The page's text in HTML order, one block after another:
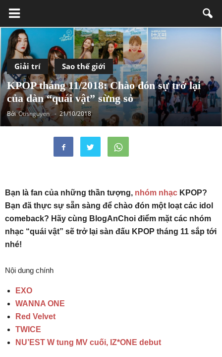
Giải trí Sao thế giới
KPOP tháng 11/2018: Chào đón sự trở lại
của dàn “quái vật” sừng sỏ
BởiOtisnguyen - 21/10/2018
Bạn là fan của những thần tượng, nhóm nhạc KPOP?
Bạn đã thực sự sẵn sàng để chào đón một loạt các idol
comeback? Hãy cùng BlogAnChoi điểm mặt các nhóm
nhạc “quái vật” sẽ trở lại sàn đấu KPOP tháng 11 sắp tới
nhé!
Nội dung chính
EXO
WANNA ONE
Red Velvet
TWICE
NU’EST W tung MV cuối, IZ*ONE debut